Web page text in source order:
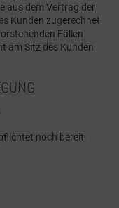
aus dem Vertrag der
Kunden zugerechnet
Fällen
am Sitz des Kunden
noch bereit.